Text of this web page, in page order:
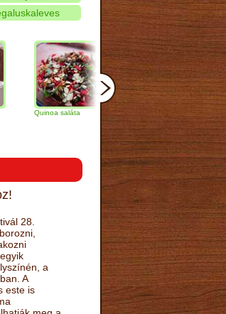
Quinoa saláta Mandulás kifli
narancs
28.
a
A
este is